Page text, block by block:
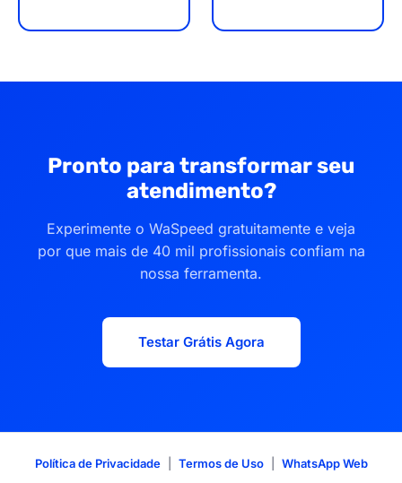
Pronto para transformar seu
atendimento?
Experimente o WaSpeed gratuitamente e veja
por que mais de 40 mil profissionais confiam na
nossa ferramenta.
Testar Grátis Agora
Política de Privacidade| Termos de Uso| WhatsApp Web